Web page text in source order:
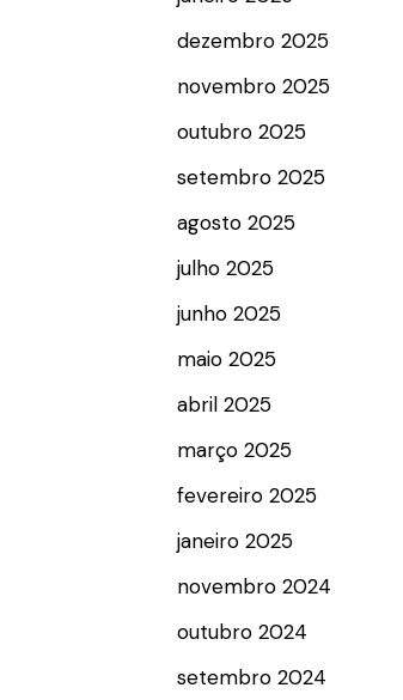
dezembro 2025
novembro 2025
outubro 2025
setembro 2025
agosto 2025
julho 2025
junho 2025
maio 2025
abril 2025
março 2025
fevereiro 2025
janeiro 2025
novembro 2024
outubro 2024
setembro 2024